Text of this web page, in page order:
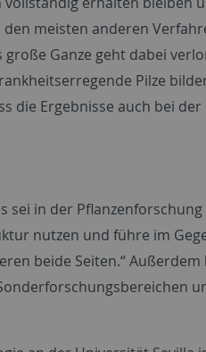
meisten anderen
Ganze geht dabei
Pilze
die Ergebnisse auch bei
sei in der
nutzen und führe im
beide Seiten.“ Außerdem